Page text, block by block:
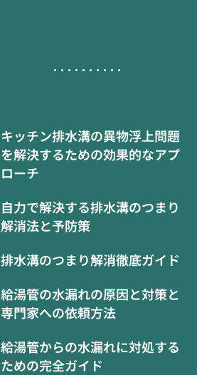
キッチン排水溝の異物浮上問題
を解決するための効果的なアプ
ローチ
自力で解決する排水溝のつまり
解消法と予防策
排水溝のつまり解消徹底ガイド
給湯管の水漏れの原因と対策と
専門家への依頼方法
給湯管からの水漏れに対処する
ための完全ガイド